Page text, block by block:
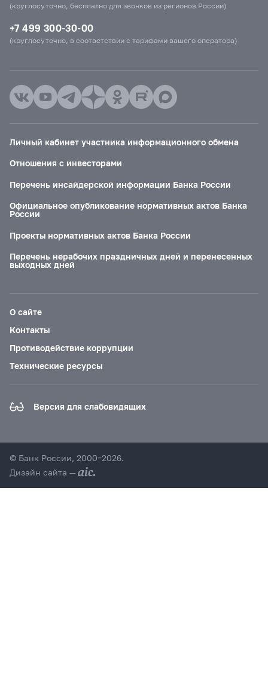
(круглосуточно, бесплатно для звонков из регионов России)
+7 499 300-30-00
(круглосуточно, в соответствии с тарифами вашего оператора)
Личный кабинет участника информационного обмена
Отношения с инвесторами
Перечень инсайдерской информации Банка России
Официальное опубликование нормативных актов Банка
России
Проекты нормативных актов Банка России
Перечень нерабочих праздничных дней и перенесенных
выходных дней
О сайте
Контакты
Противодействие коррупции
Технические ресурсы
Версия для слабовидящих
© Банк России, 2000–2026.
Дизайн сайта —